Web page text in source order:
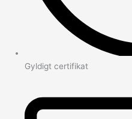
Gyldigt certifikat